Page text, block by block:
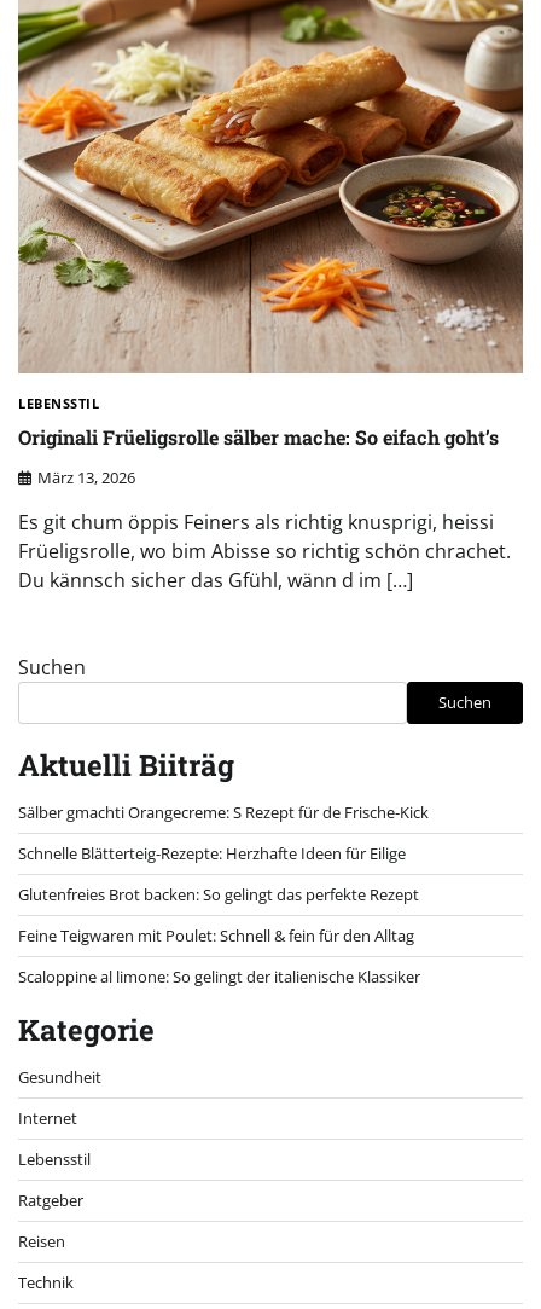
LEBENSSTIL
Originali Früeligsrolle sälber mache: So eifach goht’s
März 13, 2026
Es git chum öppis Feiners als richtig knusprigi, heissi
Früeligsrolle, wo bim Abisse so richtig schön chrachet.
Du kännsch sicher das Gfühl, wänn d im […]
Suchen
Suchen
Aktuelli Biiträg
Sälber gmachti Orangecreme: S Rezept für de Frische-Kick
Schnelle Blätterteig-Rezepte: Herzhafte Ideen für Eilige
Glutenfreies Brot backen: So gelingt das perfekte Rezept
Feine Teigwaren mit Poulet: Schnell & fein für den Alltag
Scaloppine al limone: So gelingt der italienische Klassiker
Kategorie
Gesundheit
Internet
Lebensstil
Ratgeber
Reisen
Technik